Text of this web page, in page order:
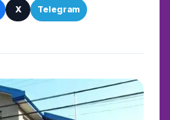
X Telegram